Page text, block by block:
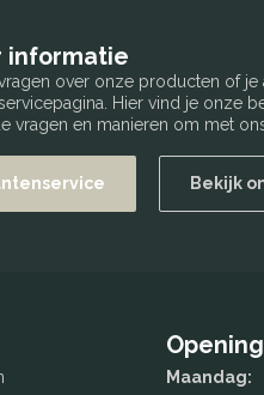
informatie
over onze producten of
Hier vind je onze
vragen en manieren om met
Bekijk
Maandag: